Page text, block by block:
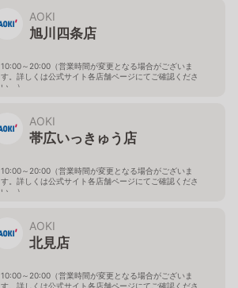
AOKI
旭川四条店
10:00～20:00（営業時間が変更となる場合がございま
す。詳しくは公式サイト各店舗ページにてご確認くださ
い。）
AOKI
帯広いっきゅう店
10:00～20:00（営業時間が変更となる場合がございま
す。詳しくは公式サイト各店舗ページにてご確認くださ
い。）
AOKI
北見店
10:00～20:00（営業時間が変更となる場合がございま
す。詳しくは公式サイト各店舗ページにてご確認くださ